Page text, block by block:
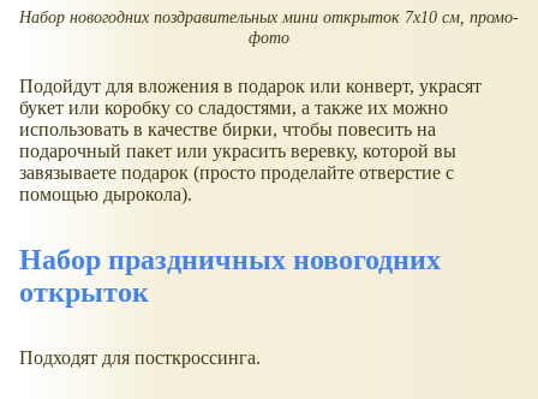
Набор новогодних поздравительных мини открыток 7х10 см, промо-
фото
Подойдут для вложения в подарок или конверт, украсят
букет или коробку со сладостями, а также их можно
использовать в качестве бирки, чтобы повесить на
подарочный пакет или украсить веревку, которой вы
завязываете подарок (просто проделайте отверстие с
помощью дырокола).
Набор праздничных новогодних
открыток
Подходят для посткроссинга.